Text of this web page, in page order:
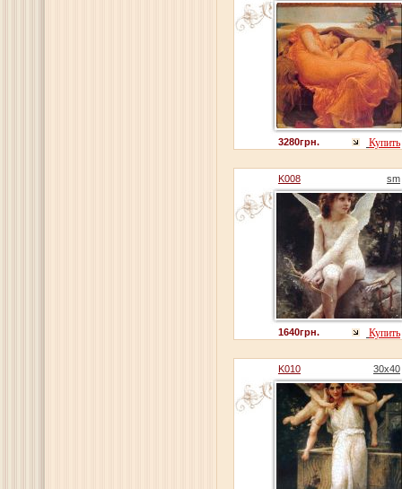
3280грн. Купить
K008 sm
1640грн. Купить
K010 30x40